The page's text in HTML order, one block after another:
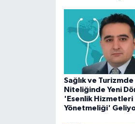
Sağlık ve
Niteliğinde Yeni
'Esenlik Hizmetleri
Yönetmeliği'